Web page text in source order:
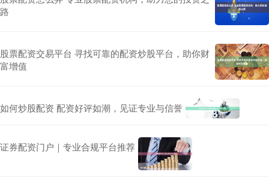
路
股票配资交易平台 寻找可靠的配资炒股平台，助你财
富增值
如何炒股配资 配资好评如潮，见证专业与信誉
证券配资门户｜专业合规平台推荐